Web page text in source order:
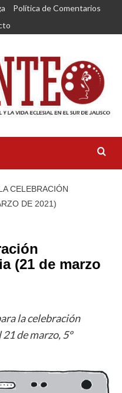
Política de Comentarios
CELEBRACIÓN
DE 2021)
(21 de marzo
la celebración
de marzo, 5º